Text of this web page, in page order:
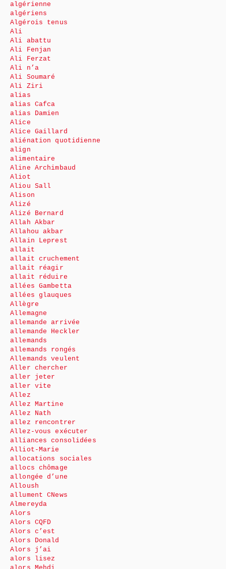
algérienne
algériens
Algérois tenus
Ali
Ali abattu
Ali Fenjan
Ali Ferzat
Ali n’a
Ali Soumaré
Ali Ziri
alias
alias Cafca
alias Damien
Alice
Alice Gaillard
aliénation quotidienne
align
alimentaire
Aline Archimbaud
Aliot
Aliou Sall
Alison
Alizé
Alizé Bernard
Allah Akbar
Allahou akbar
Allain Leprest
allait
allait cruchement
allait réagir
allait réduire
allées Gambetta
allées glauques
Allègre
Allemagne
allemande arrivée
allemande Heckler
allemands
allemands rongés
Allemands veulent
Aller chercher
aller jeter
aller vite
Allez
Allez Martine
Allez Nath
allez rencontrer
Allez-vous exécuter
alliances consolidées
Alliot-Marie
allocations sociales
allocs chômage
allongée d’une
Alloush
allument CNews
Almereyda
Alors
Alors CQFD
Alors c’est
Alors Donald
Alors j’ai
alors lisez